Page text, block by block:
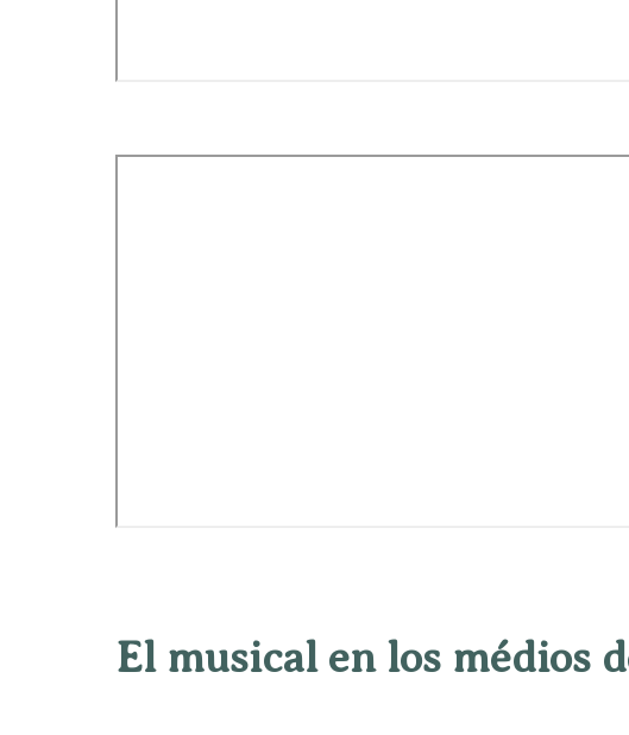
El musical en los médios